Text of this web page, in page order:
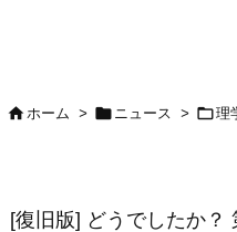
ホーム >  ニュース > 理
[復旧版] どうでしたか？